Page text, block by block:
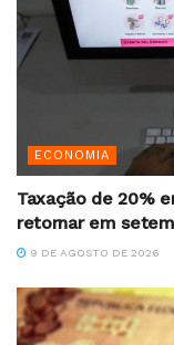
ECONOMIA
Taxação de 20%
retornar em
9 DE AGOSTO DE 2026